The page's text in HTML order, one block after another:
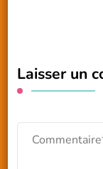
Laisser un